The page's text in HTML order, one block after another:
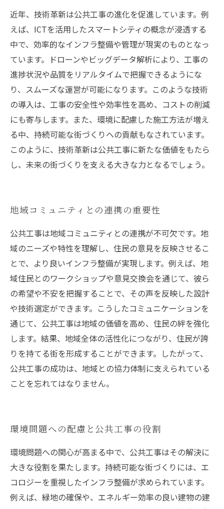
近年、技術革新は公共工事の進化を促進しています。例
えば、ICTを活用したスマートシティの概念が浸透する
中で、効率的なインフラ整備や管理が現実のものとなっ
ています。ドローンやビッグデータ解析により、工事の
進捗状況や品質をリアルタイムで把握できるようにな
り、スムーズな運営が可能になります。このような技術
の導入は、工事の安全性や効率性を高め、コストの削減
にも寄与します。また、環境に配慮した施工方法が増え
る中、持続可能な街づくりへの貢献もなされています。
このように、技術革新は公共工事に新たな価値をもたら
し、未来の街づくりを支える大きな力となるでしょう。
地域コミュニティとの連携の重要性
公共工事は地域コミュニティとの連携が不可欠です。地
域のニーズや特性を理解し、住民の意見を反映させるこ
とで、より良いインフラ整備が実現します。例えば、地
域住民とのワークショップや意見交換会を通じて、彼ら
の希望や不安を把握することで、その声を反映した設計
や技術選定ができます。こうしたコミュニケーションを
通じて、公共工事は地域の価値を高め、住民の絆を強化
します。結果、地域全体の活性化につながり、住民が誇
りを持てる街を形成することができます。したがって、
公共工事の成功は、地域との協力体制に支えられている
ことを忘れてはなりません。
環境問題への配慮と公共工事の役割
環境問題への関心が高まる中で、公共工事はその解決に
大きな役割を果たします。持続可能な街づくりには、エ
コロジーを重視したインフラ整備が求められています。
例えば、緑地の確保や、エネルギー効率の良い建物の建